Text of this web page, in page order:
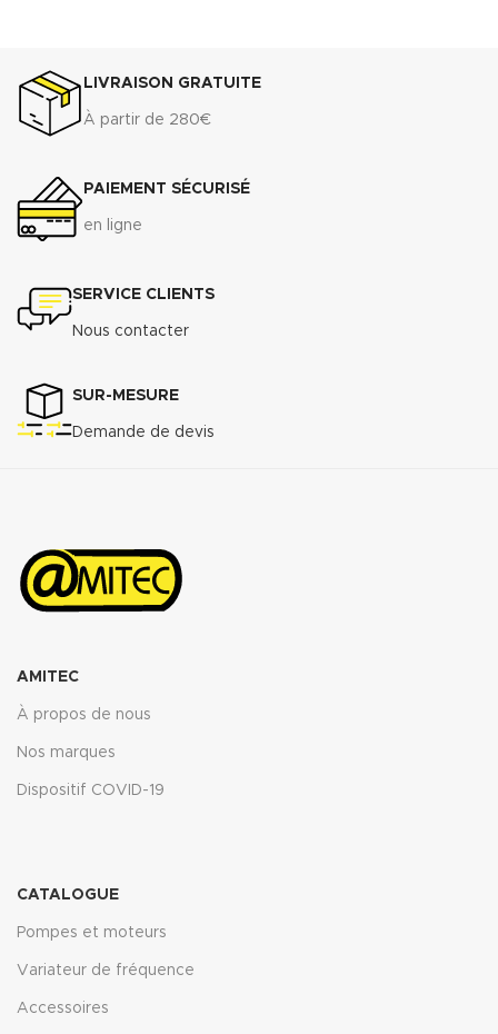
LIVRAISON GRATUITE
À partir de 280€
PAIEMENT SÉCURISÉ
en ligne
SERVICE CLIENTS
Nous contacter
SUR-MESURE
Demande de devis
AMITEC
À propos de nous
Nos marques
Dispositif COVID-19
CATALOGUE
Pompes et moteurs
Variateur de fréquence
Accessoires